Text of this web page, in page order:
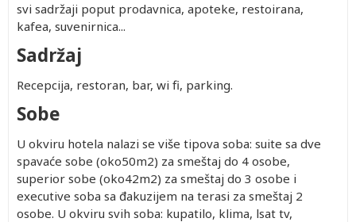
svi sadržaji poput prodavnica, apoteke, restoirana,
kafea, suvenirnica...
Sadržaj
Recepcija, restoran, bar, wi fi, parking.
Sobe
U okviru hotela nalazi se više tipova soba: suite sa dve
spavaće sobe (oko50m2) za smeštaj do 4 osobe,
superior sobe (oko42m2) za smeštaj do 3 osobe i
executive soba sa đakuzijem na terasi za smeštaj 2
osobe. U okviru svih soba: kupatilo, klima, lsat tv,